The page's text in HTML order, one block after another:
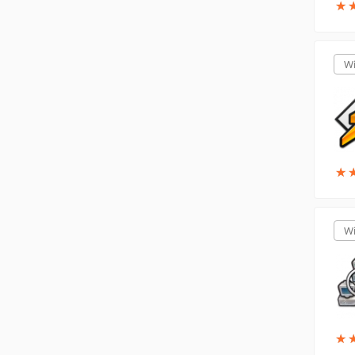
★
★
★
★
★
★